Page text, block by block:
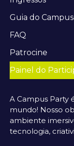
Guia do
FAQ
Patrocine
Painel do
A Campus Party
mundo! Nosso
ambiente
tecnologia,